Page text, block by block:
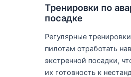
Тренировки по
посадке
Регулярные
пилотам отработать
экстренной посадки,
их готовность к